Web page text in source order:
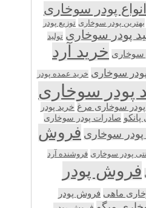
انواع پودر سوخاری
بهترین پودر سوخاری توزیع پودر
پودر سوخاری تولید
سوخاری خرید آرد
پودر سوخاری خرید عمده پودر
پودر سوخاری
پودر سوخاری مرغ خرید پودر
صادرات پودر سوخاری
سوخاری فروش
پودر سوخاری فروشنده آرد
فروش پودر
ماهی فروش پودر